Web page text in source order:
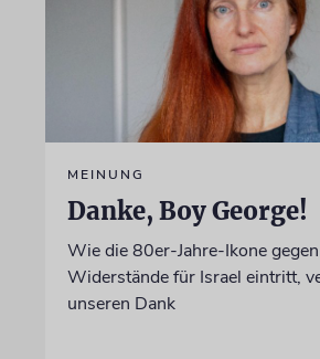
MEINUNG
Danke, Boy George!
Wie die 80er-Jahre-Ikone
Widerstände für Israel eintritt,
unseren Dank